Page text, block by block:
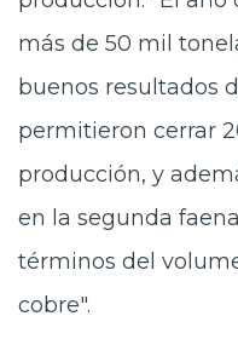
más de 50 mil
buenos resultados
permitieron cerrar
producción, y
en la segunda
términos del
cobre".